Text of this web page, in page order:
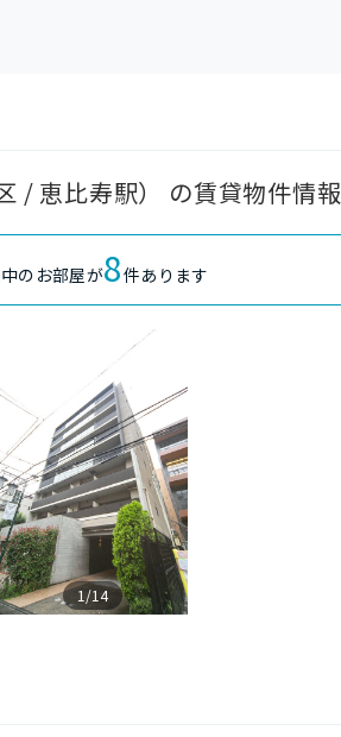
/ 恵比寿駅） の賃貸物件情報
のお部屋が8件あります
1/14